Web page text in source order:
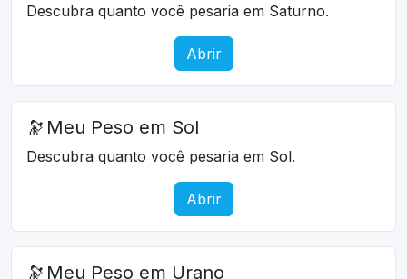
Descubra quanto você pesaria em Saturno.
Abrir
🔭 Meu Peso em Sol
Descubra quanto você pesaria em Sol.
Abrir
🔭 Meu Peso em Urano